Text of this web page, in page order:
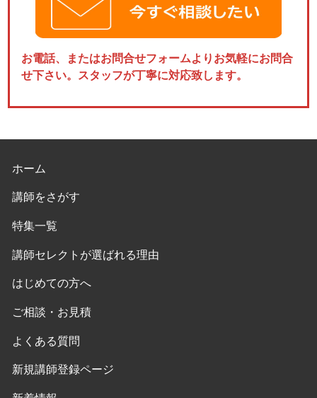
お電話、またはお問合せフォームよりお気軽にお問合
せ下さい。スタッフが丁寧に対応致します。
ホーム
講師をさがす
特集一覧
講師セレクトが選ばれる理由
はじめての方へ
ご相談・お見積
よくある質問
新規講師登録ページ